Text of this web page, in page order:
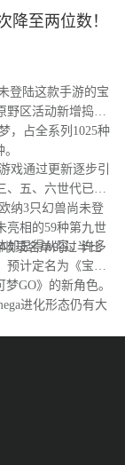
降至两位数！
陆这款手游的宝
野区活动新增捣蛋
，占全系列1025种
通过更新逐步引
、五、六世代已完
纳3只幻兽尚未登
亮相的59种第九世
录名单的过半比
显得从容。许多
计定名为《宝可
GO》的新角色。
进化形态仍有大